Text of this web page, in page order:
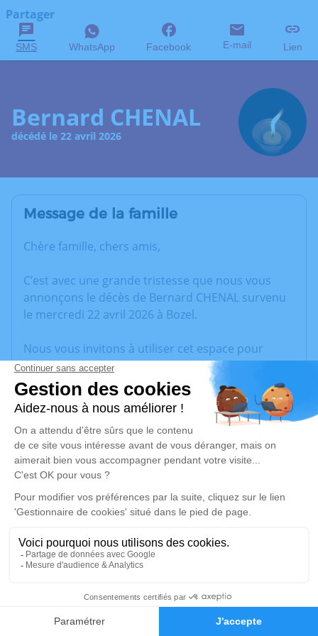
Faire-part Hommages
Partager
SMS WhatsApp Facebook E-mail Lien
Bernard CHENAL
décédé le 22 avril 2026
Message de la famille
Chère famille, chers amis,
C’est avec une grande tristesse que nous vous
annonçons le décès de Bernard CHENAL survenu
le mercredi 22 avril 2026 à Bozel.
Nous vous invitons à utiliser cet espace pour
laisser vos condoléances, partager des photos
souvenirs, une anecdote ou exprimer vos pensées
à travers des poèmes ou des textes. Cet endroit
est un lieu d'expression dédié à honorer la
mémoire de Bernard CHENAL.
Un service de plantation d’arbre hommage est
disponible ici.
Cérémonie
73350 Bozel